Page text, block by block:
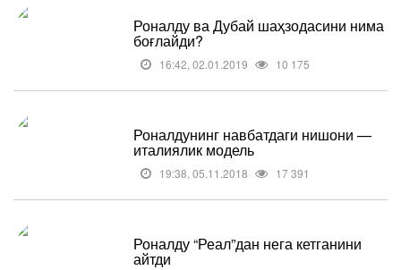
Роналду ва Дубай шаҳзодасини нима
боғлайди?
16:42, 02.01.2019 10 175
Роналдунинг навбатдаги нишони —
италиялик модель
19:38, 05.11.2018 17 391
Роналду “Реал”дан нега кетганини
айтди